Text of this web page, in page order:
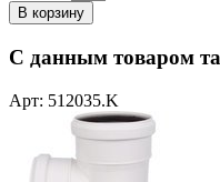
В корзину
С данным товаром
Арт: 512035.K